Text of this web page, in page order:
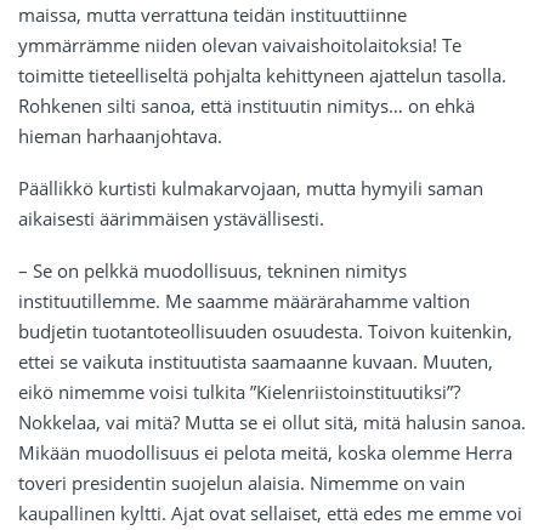
maissa, mutta verrattuna teidän instituuttiinne
ymmärrämme niiden olevan vaivaishoitolaitoksia! Te
toimitte tieteelliseltä pohjalta kehittyneen ajattelun tasolla.
Rohkenen silti sanoa, että instituutin nimitys… on ehkä
hieman harhaanjohtava.
Päällikkö kurtisti kulmakarvojaan, mutta hymyili saman
aikaisesti äärimmäisen ystävällisesti.
– Se on pelkkä muodollisuus, tekninen nimitys
instituutillemme. Me saamme määrärahamme valtion
budjetin tuotantoteollisuuden osuudesta. Toivon kuitenkin,
ettei se vaikuta instituutista saamaanne kuvaan. Muuten,
eikö nimemme voisi tulkita ”Kielenriistoinstituutiksi”?
Nokkelaa, vai mitä? Mutta se ei ollut sitä, mitä halusin sanoa.
Mikään muodollisuus ei pelota meitä, koska olemme Herra
toveri presidentin suojelun alaisia. Nimemme on vain
kaupallinen kyltti. Ajat ovat sellaiset, että edes me emme voi